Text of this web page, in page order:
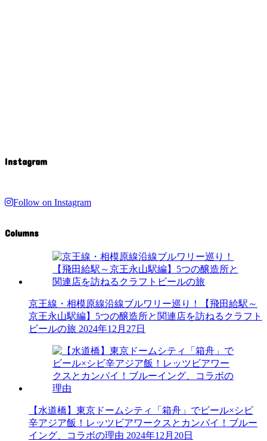
Instagram
Follow on Instagram
Columns
京王線・相模原線沿線ブルワリー巡り！【飛田給駅～
京王永山駅編】5つの醸造所と関連店を訪ねるクラフト
ビールの旅 2024年12月27日
【水道橋】東京ドームシティ「箱舟」でビール×シビ
辛アジア飯！レッツビアワークスとカンパイ！ブルー
イング、コラボの理由 2024年12月20日